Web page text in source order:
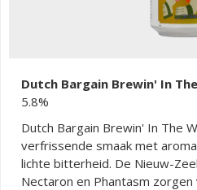
Dutch Bargain Brewin' In
5.8%
Dutch Bargain Brewin' In The
verfrissende smaak met
lichte bitterheid. De Nieuw-
Nectaron en Phantasm zorgen